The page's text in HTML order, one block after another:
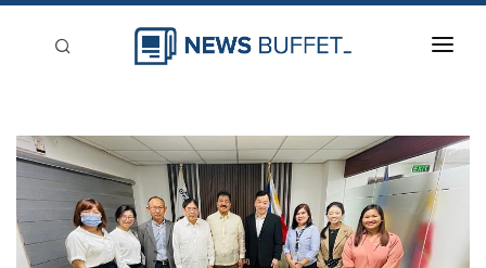
新聞稿分類
刊登